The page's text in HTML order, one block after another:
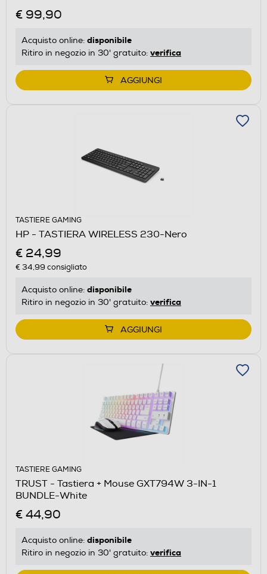
€ 99,90
Acquisto online: disponibile
Ritiro in negozio in 30' gratuito: verifica
AGGIUNGI
TASTIERE GAMING
HP - TASTIERA WIRELESS 230-Nero
€ 24,99
€ 34,99 consigliato
Acquisto online: disponibile
Ritiro in negozio in 30' gratuito: verifica
AGGIUNGI
TASTIERE GAMING
TRUST - Tastiera + Mouse GXT794W 3-IN-1
BUNDLE-White
€ 44,90
Acquisto online: disponibile
Ritiro in negozio in 30' gratuito: verifica